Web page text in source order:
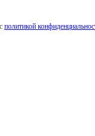
политикой